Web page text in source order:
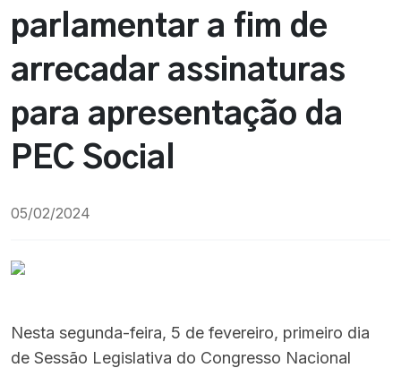
parlamentar a fim de
arrecadar assinaturas
para apresentação da
PEC Social
05/02/2024
Nesta segunda-feira, 5 de fevereiro, primeiro dia
de Sessão Legislativa do Congresso Nacional